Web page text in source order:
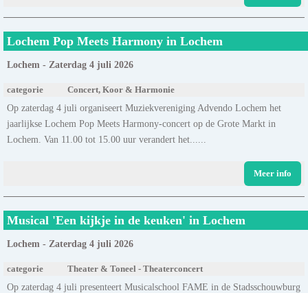
Lochem Pop Meets Harmony in Lochem
Lochem - Zaterdag 4 juli 2026
categorie Concert, Koor & Harmonie
Op zaterdag 4 juli organiseert Muziekvereniging Advendo Lochem het
jaarlijkse Lochem Pop Meets Harmony-concert op de Grote Markt in
Lochem. Van 11.00 tot 15.00 uur verandert het......
Meer info
Musical 'Een kijkje in de keuken' in Lochem
Lochem - Zaterdag 4 juli 2026
categorie Theater & Toneel - Theaterconcert
Op zaterdag 4 juli presenteert Musicalschool FAME in de Stadsschouwburg